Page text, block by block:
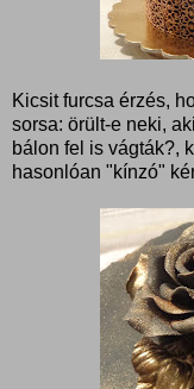
Kicsit furcsa érzés,
sorsa: örült-e neki,
bálon fel is vágták?,
hasonlóan "kínzó"